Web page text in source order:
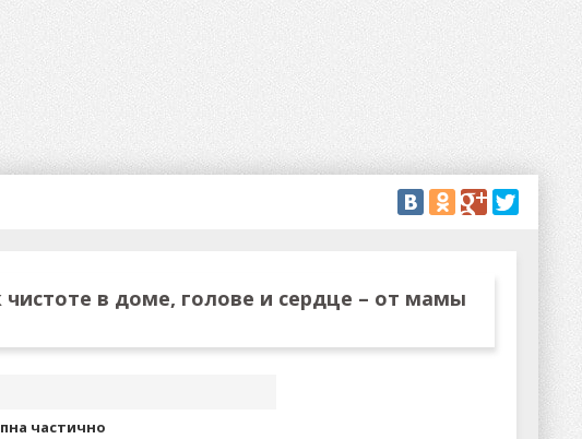
в доме, голове и сердце – от мамы
частично